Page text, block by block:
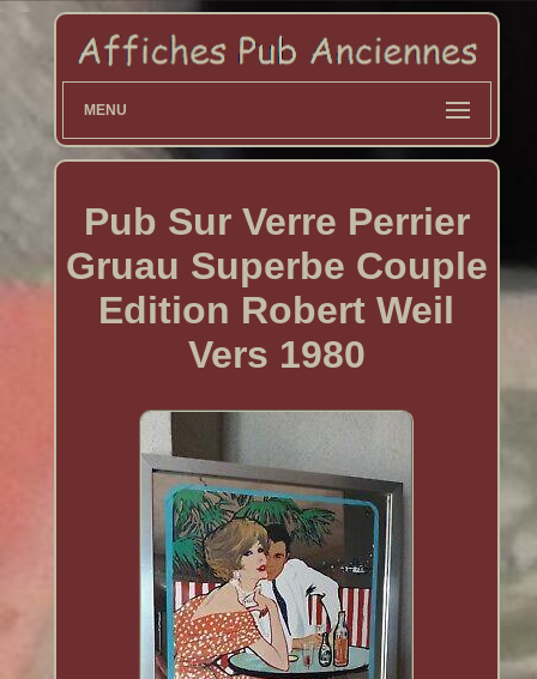
MENU
Pub Sur Verre Perrier
Gruau Superbe Couple
Edition Robert Weil
Vers 1980